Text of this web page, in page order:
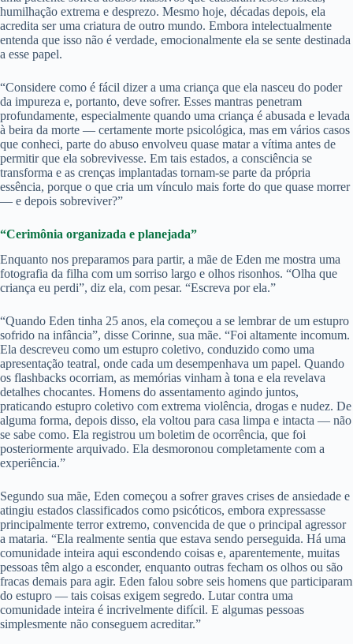
humilhação extrema e desprezo. Mesmo hoje, décadas depois, ela
acredita ser uma criatura de outro mundo. Embora intelectualmente
entenda que isso não é verdade, emocionalmente ela se sente destinada
a esse papel.
“Considere como é fácil dizer a uma criança que ela nasceu do poder
da impureza e, portanto, deve sofrer. Esses mantras penetram
profundamente, especialmente quando uma criança é abusada e levada
à beira da morte — certamente morte psicológica, mas em vários casos
que conheci, parte do abuso envolveu quase matar a vítima antes de
permitir que ela sobrevivesse. Em tais estados, a consciência se
transforma e as crenças implantadas tornam-se parte da própria
essência, porque o que cria um vínculo mais forte do que quase morrer
— e depois sobreviver?”
“Cerimônia organizada e planejada”
Enquanto nos preparamos para partir, a mãe de Eden me mostra uma
fotografia da filha com um sorriso largo e olhos risonhos. “Olha que
criança eu perdi”, diz ela, com pesar. “Escreva por ela.”
“Quando Eden tinha 25 anos, ela começou a se lembrar de um estupro
sofrido na infância”, disse Corinne, sua mãe. “Foi altamente incomum.
Ela descreveu como um estupro coletivo, conduzido como uma
apresentação teatral, onde cada um desempenhava um papel. Quando
os flashbacks ocorriam, as memórias vinham à tona e ela revelava
detalhes chocantes. Homens do assentamento agindo juntos,
praticando estupro coletivo com extrema violência, drogas e nudez. De
alguma forma, depois disso, ela voltou para casa limpa e intacta — não
se sabe como. Ela registrou um boletim de ocorrência, que foi
posteriormente arquivado. Ela desmoronou completamente com a
experiência.”
Segundo sua mãe, Eden começou a sofrer graves crises de ansiedade e
atingiu estados classificados como psicóticos, embora expressasse
principalmente terror extremo, convencida de que o principal agressor
a mataria. “Ela realmente sentia que estava sendo perseguida. Há uma
comunidade inteira aqui escondendo coisas e, aparentemente, muitas
pessoas têm algo a esconder, enquanto outras fecham os olhos ou são
fracas demais para agir. Eden falou sobre seis homens que participaram
do estupro — tais coisas exigem segredo. Lutar contra uma
comunidade inteira é incrivelmente difícil. E algumas pessoas
simplesmente não conseguem acreditar.”